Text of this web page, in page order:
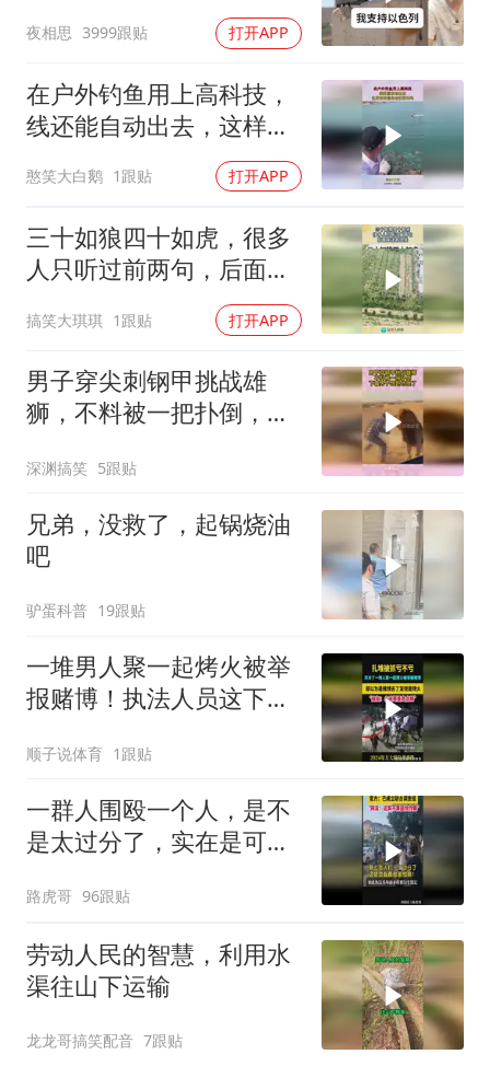
夜相思 3999跟贴 打开APP
在户外钓鱼用上高科技，
线还能自动出去，这样的
憨笑大白鹅 1跟贴 打开APP
三十如狼四十如虎，很多
人只听过前两句，后面竟
搞笑大琪琪 1跟贴 打开APP
男子穿尖刺钢甲挑战雄
狮，不料被一把扑倒，下
深渊搞笑 5跟贴
兄弟，没救了，起锅烧油
吧
驴蛋科普 19跟贴
一堆男人聚一起烤火被举
报赌博！执法人员这下尴
顺子说体育 1跟贴
一群人围殴一个人，是不
是太过分了，实在是可
路虎哥 96跟贴
劳动人民的智慧，利用水
渠往山下运输
龙龙哥搞笑配音 7跟贴